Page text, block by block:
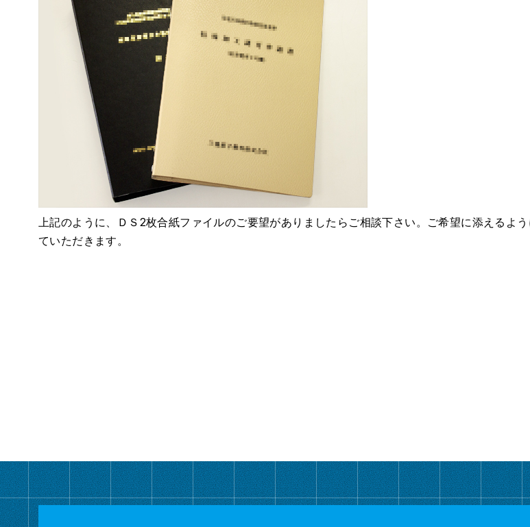
上記のように、ＤＳ2枚合紙ファイルのご要望がありましたらご相談下さい。ご希望に添えるよ
ていただきます。